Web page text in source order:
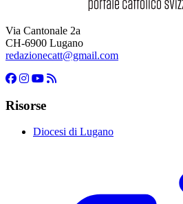
Via Cantonale 2a
CH-6900 Lugano
redazionecatt@gmail.com
Risorse
Diocesi di Lugano